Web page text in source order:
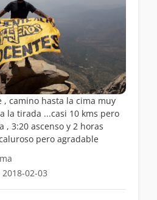
, camino hasta la cima muy
la tirada ...casi 10 kms pero
, 3:20 ascenso y 2 horas
pero agradable
2018-02-03